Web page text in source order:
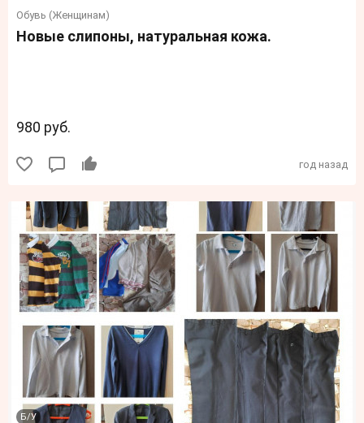
Обувь (Женщинам)
Новые слипоны, натуральная кожа.
980 руб.
год назад
Б/У